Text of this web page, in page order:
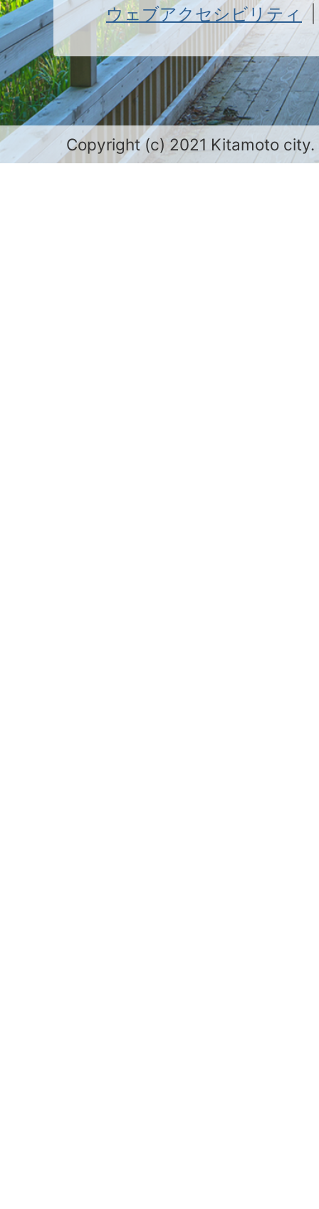
ウェブアクセシビリティ
Copyright (c) 2021 Kitamoto city.